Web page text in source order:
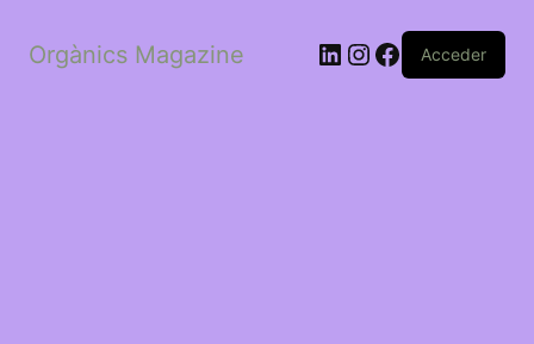
Orgànics Magazine LinkedIn
Instagram
Facebook
Acceder